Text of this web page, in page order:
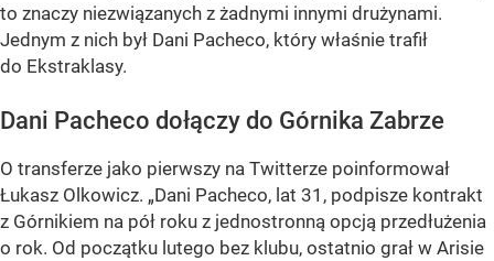
to znaczy niezwiązanych z żadnymi innymi drużynami.
Jednym z nich był Dani Pacheco, który właśnie trafił
do Ekstraklasy.
Dani Pacheco dołączy do Górnika Zabrze
O transferze jako pierwszy na Twitterze poinformował
Łukasz Olkowicz. „Dani Pacheco, lat 31, podpisze kontrakt
z Górnikiem na pół roku z jednostronną opcją przedłużenia
o rok. Od początku lutego bez klubu, ostatnio grał w Arisie